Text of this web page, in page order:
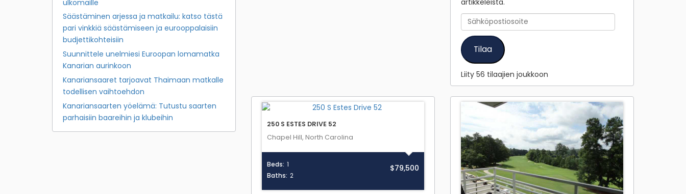
ulkomaille
Säästäminen arjessa ja matkailu: katso tästä
pari vinkkiä säästämiseen ja eurooppalaisiin
budjettikohteisiin
Suunnittele unelmiesi Euroopan lomamatka
Kanarian aurinkoon
Kanariansaaret tarjoavat Thaimaan matkalle
todellisen vaihtoehdon
Kanariansaarten yöelämä: Tutustu saarten
parhaisiin baareihin ja klubeihin
Sähköpostiosoite
Tilaa
Liity 56 tilaajien joukkoon
250 S ESTES DRIVE 52
Chapel Hill, North Carolina
Beds: 1
Baths: 2
$79,500